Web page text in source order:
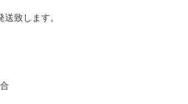
致します。